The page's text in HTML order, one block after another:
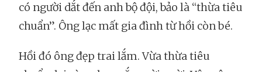
có người dắt đến anh bộ đội, bảo là “thừa tiêu
chuẩn”. Ông lạc mất gia đình từ hồi còn bé.
Hồi đó ông đẹp trai lắm. Vừa thừa tiêu